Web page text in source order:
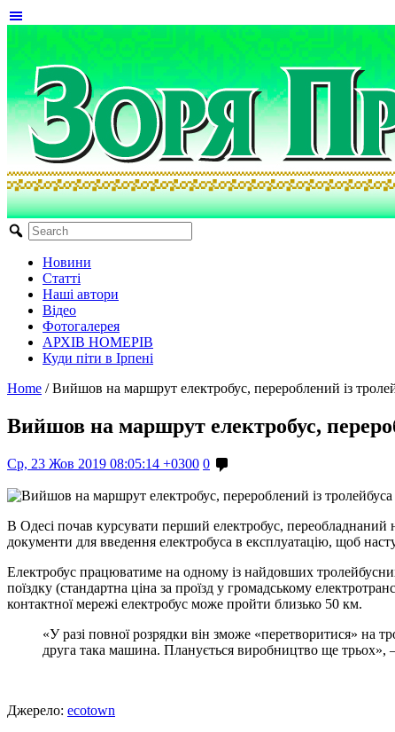
Новини
Статті
Наші автори
Відео
Фотогалерея
АРХІВ НОМЕРІВ
Куди піти в Ірпені
Home / Вийшов на маршрут електробус, перероблений із
Вийшов на маршрут електробус,
Ср, 23 Жов 2019 08:05:14 +0300 0
В Одесі почав курсувати перший електробус,
документи для введення електробуса в експлуатацію, щоб
Електробус працюватиме на одному із найдовших
поїздку (стандартна ціна за проїзд у громадському
контактної мережі електробус може пройти близько 50 км.
«У разі повної розрядки він зможе «перетворитися» на
друга така машина. Планується виробництво ще трьох»,
Джерело: ecotown